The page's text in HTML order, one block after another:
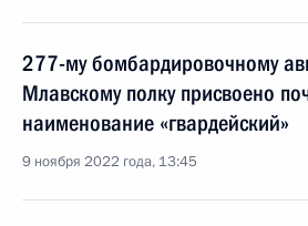
277-му бомбардировочному
Млавскому полку присвоено
наименование «гвардейский»
9 ноября 2022 года, 13:45